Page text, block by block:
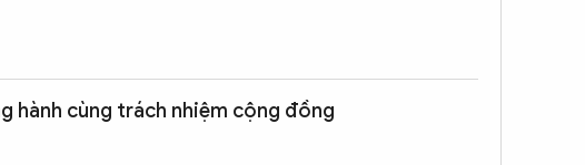
hành cùng trách nhiệm cộng đồng